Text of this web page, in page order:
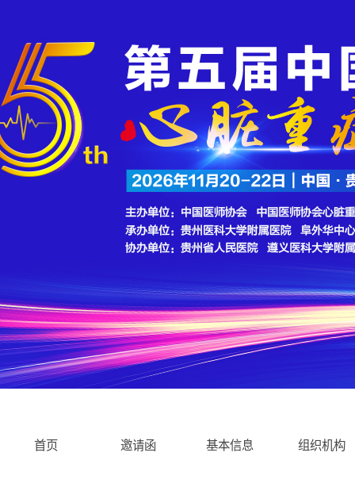
首页 邀请函 基本信息 组织机构